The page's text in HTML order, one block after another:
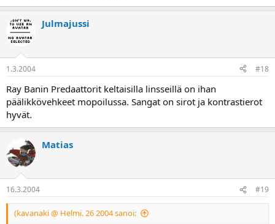
Julmajussi
1.3.2004 #18
Ray Banin Predaattorit keltaisilla linsseillä on ihan
päälikkövehkeet mopoilussa. Sangat on sirot ja kontrastierot
hyvät.
Matias
16.3.2004 #19
(kavanaki @ Helmi. 26 2004 sanoi: